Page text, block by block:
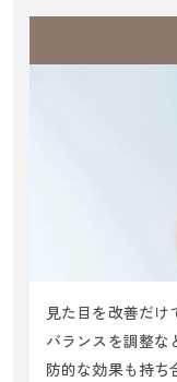
見た目を改善だけ
バランスを調整な
防的な効果も持ち